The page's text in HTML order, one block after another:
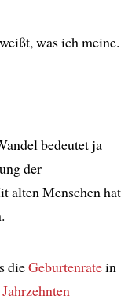
was ich meine.
bedeutet ja
der
alten Menschen hat
dieGeburtenratein